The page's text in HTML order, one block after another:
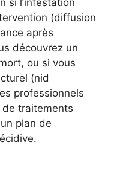
(diffusion
après
découvrez un
ou si vous
(nid
professionnels
de traitements
plan de